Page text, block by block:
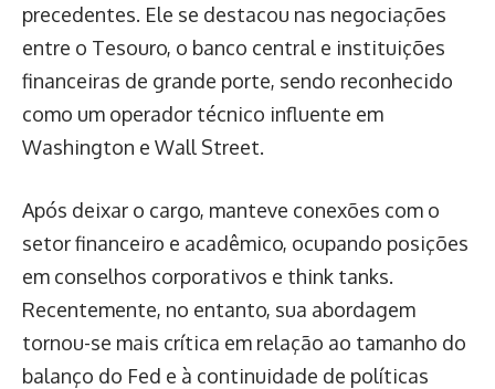
precedentes. Ele se destacou nas negociações
entre o Tesouro, o banco central e instituições
financeiras de grande porte, sendo reconhecido
como um operador técnico influente em
Washington e Wall Street.
Após deixar o cargo, manteve conexões com o
setor financeiro e acadêmico, ocupando posições
em conselhos corporativos e think tanks.
Recentemente, no entanto, sua abordagem
tornou-se mais crítica em relação ao tamanho do
balanço do Fed e à continuidade de políticas